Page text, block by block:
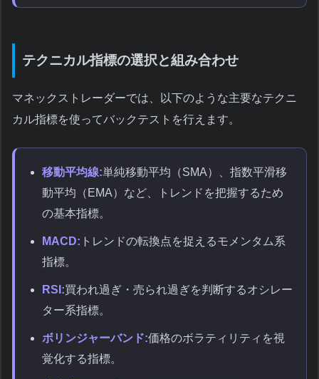
テクニカル指標の選択と組み合わせ
マネックストレーダーでは、以下のような主要なテクニ
カル指標を使ってバックテストを行えます。
移動平均線:単純移動平均（SMA）、指数平滑移
動平均（EMA）など、トレンドを把握するため
の基本指標。
MACD: トレンドの転換点を捉えるモメンタム系
指標。
RSI:買われ過ぎ・売られ過ぎを判断するオシレー
ター系指標。
ボリンジャーバンド:価格のボラティリティを視
覚化する指標。